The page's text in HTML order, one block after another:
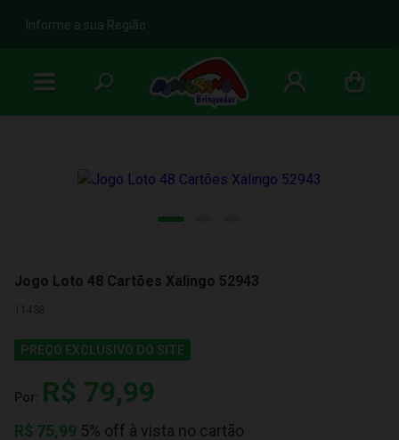
b
Informe a sua Região
Jogo Loto 48 Cartões Xalingo 52943
11438
PREÇO EXCLUSIVO DO SITE
Por: R$ 79,99
R$ 75,99 5% off à vista no cartão